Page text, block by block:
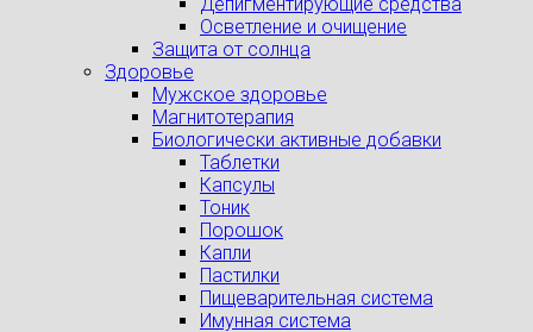
Депигментирующие средства
Осветление и очищение
Защита от солнца
Здоровье
Мужское здоровье
Магнитотерапия
Биологически активные добавки
Таблетки
Капсулы
Тоник
Порошок
Капли
Пастилки
Пищеварительная система
Имунная система